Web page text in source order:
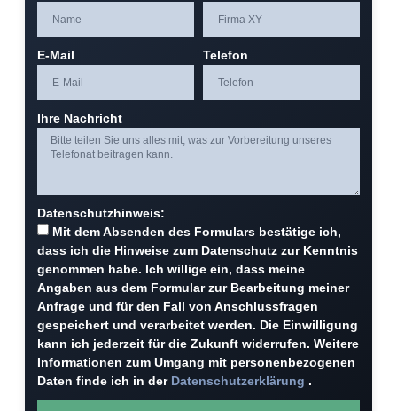
E-Mail Telefon
Ihre Nachricht
Datenschutzhinweis:
Mit dem Absenden des Formulars bestätige ich,
dass ich die Hinweise zum Datenschutz zur Kenntnis
genommen habe. Ich willige ein, dass meine
Angaben aus dem Formular zur Bearbeitung meiner
Anfrage und für den Fall von Anschlussfragen
gespeichert und verarbeitet werden. Die Einwilligung
kann ich jederzeit für die Zukunft widerrufen. Weitere
Informationen zum Umgang mit personenbezogenen
Daten finde ich in der Datenschutzerklärung .